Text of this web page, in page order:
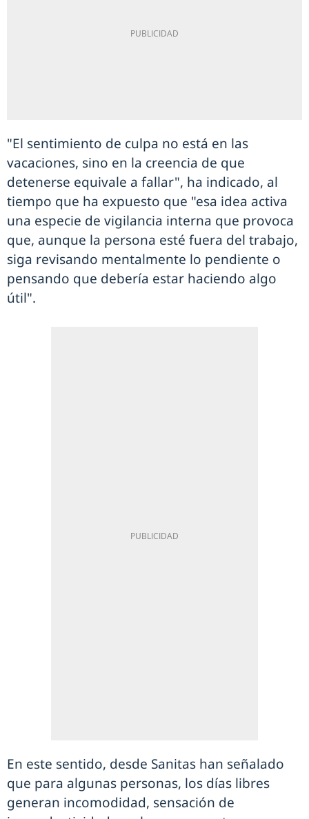
"El sentimiento de culpa no está en las
vacaciones, sino en la creencia de que
detenerse equivale a fallar", ha indicado, al
tiempo que ha expuesto que "esa idea activa
una especie de vigilancia interna que provoca
que, aunque la persona esté fuera del trabajo,
siga revisando mentalmente lo pendiente o
pensando que debería estar haciendo algo
útil".
En este sentido, desde Sanitas han señalado
que para algunas personas, los días libres
generan incomodidad, sensación de